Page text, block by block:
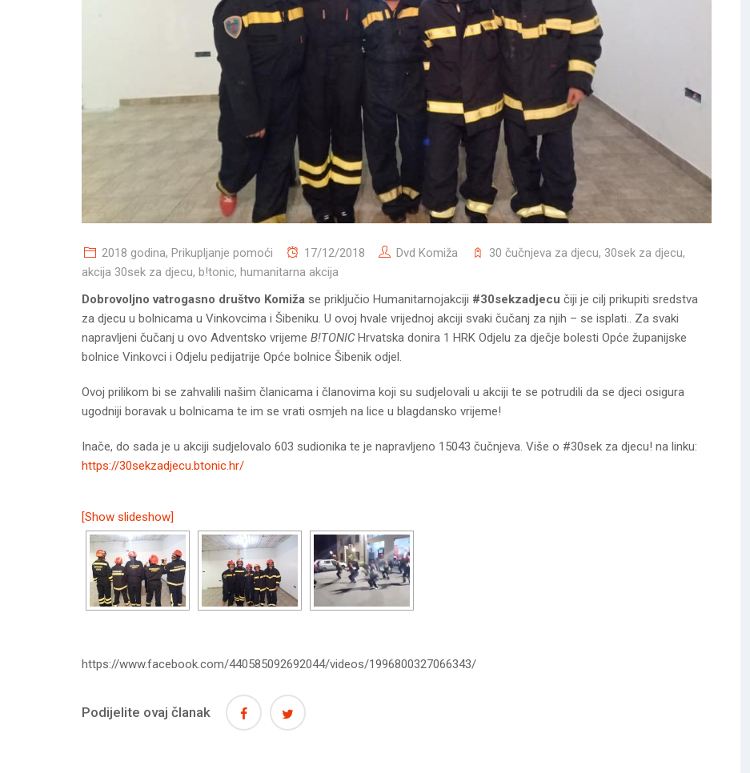
2018 godina, Prikupljanje pomoći 17/12/2018 Dvd Komiža 30 čučnjeva za djecu, 30sek za djecu,
akcija 30sek za djecu, b!tonic, humanitarna akcija
Dobrovoljno vatrogasno društvo Komiža se priključio Humanitarnojakciji #30sekzadjecu čiji je cilj prikupiti sredstva
za djecu u bolnicama u Vinkovcima i Šibeniku. U ovoj hvale vrijednoj akciji svaki čučanj za njih – se isplati.. Za svaki
napravljeni čučanj u ovo Adventsko vrijeme B!TONICHrvatska donira 1 HRK Odjelu za dječje bolesti Opće županijske
bolnice Vinkovci i Odjelu pedijatrije Opće bolnice Šibenik odjel.
Ovoj prilikom bi se zahvalili našim članicama i članovima koji su sudjelovali u akciji te se potrudili da se djeci osigura
ugodniji boravak u bolnicama te im se vrati osmjeh na lice u blagdansko vrijeme!
Inače, do sada je u akciji sudjelovalo 603 sudionika te je napravljeno 15043 čučnjeva. Više o #30sek za djecu! na linku:
https://30sekzadjecu.btonic.hr/
[Show slideshow]
https://www.facebook.com/440585092692044/videos/1996800327066343/
Podijelite ovaj članak